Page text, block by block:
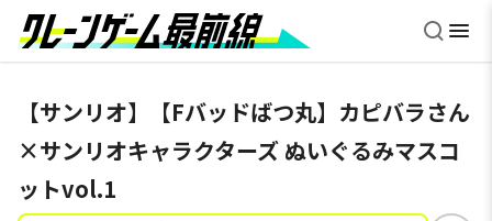
【サンリオ】【Fバッドばつ丸】カピバラさん
×サンリオキャラクターズ ぬいぐるみマスコ
ットvol.1